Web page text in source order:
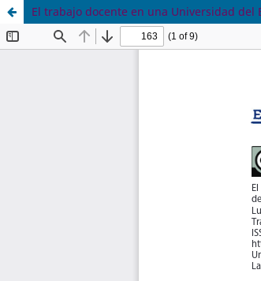
El trabajo docente en una Universidad